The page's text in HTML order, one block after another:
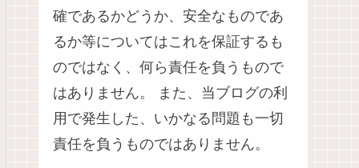
確であるかどうか、安全なものであ
るか等についてはこれを保証するも
のではなく、何ら責任を負うもので
はありません。 また、当ブログの利
用で発生した、いかなる問題も一切
責任を負うものではありません。